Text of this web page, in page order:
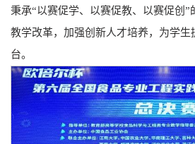
秉承“以赛促学、以赛促教、以赛促创”
教学改革，加强创新人才培养，为学生
台。